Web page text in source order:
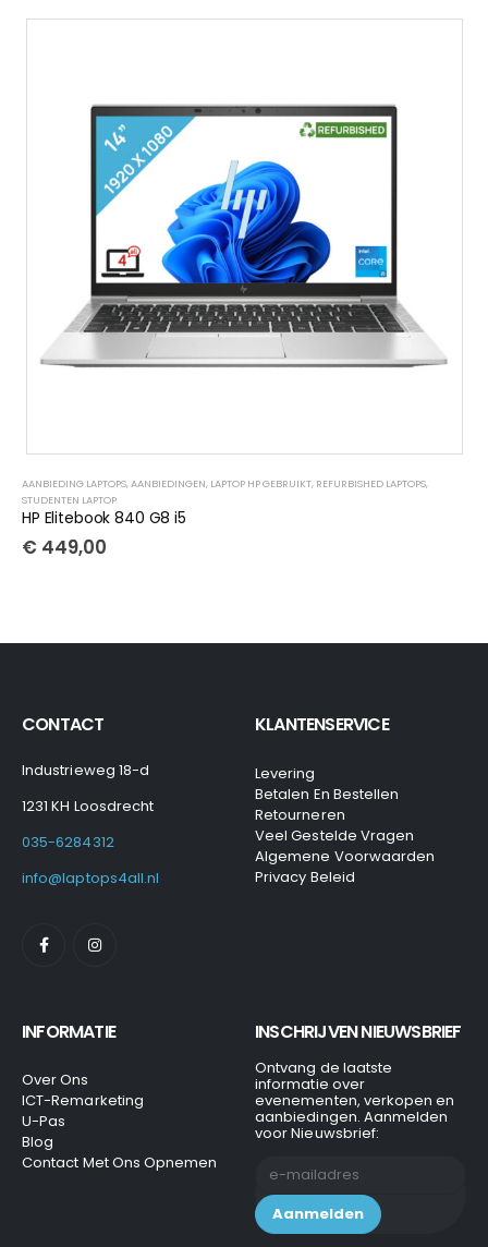
AANBIEDING LAPTOPS, AANBIEDINGEN, LAPTOP HP GEBRUIKT, REFURBISHED LAPTOPS,
STUDENTEN LAPTOP
HP Elitebook 840 G8 i5
€ 449,00
CONTACT
Industrieweg 18-d
1231 KH Loosdrecht
035-6284312
info@laptops4all.nl
KLANTENSERVICE
Levering
Betalen En Bestellen
Retourneren
Veel Gestelde Vragen
Algemene Voorwaarden
Privacy Beleid
INFORMATIE
Over Ons
ICT-Remarketing
U-Pas
Blog
Contact Met Ons Opnemen
INSCHRIJVEN NIEUWSBRIEF
Ontvang de laatste
informatie over
evenementen, verkopen en
aanbiedingen. Aanmelden
voor Nieuwsbrief: